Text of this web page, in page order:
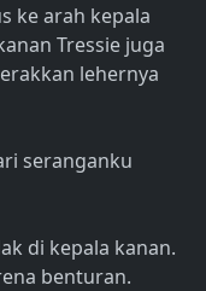
ke arah kepala
Tressie juga
lehernya
seranganku
di kepala kanan.
benturan.